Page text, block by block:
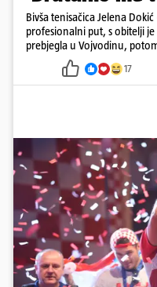
Bivša tenisačica Jelena
profesionalni put, s obitelji je
prebjegla u Vojvodinu,
17